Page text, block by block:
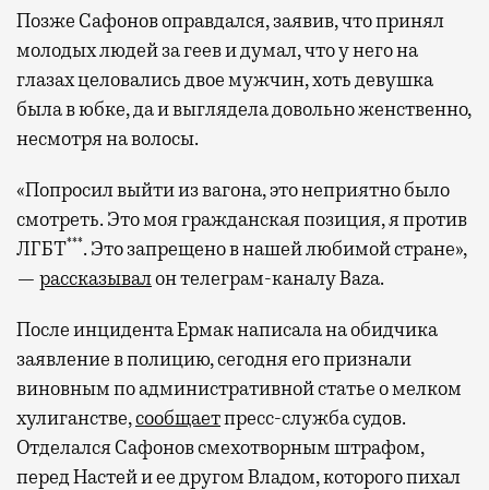
Позже Сафонов оправдался, заявив, что принял
молодых людей за геев и думал, что у него на
глазах целовались двое мужчин, хоть девушка
была в юбке, да и выглядела довольно женственно,
несмотря на волосы.
«Попросил выйти из вагона, это неприятно было
смотреть. Это моя гражданская позиция, я против
ЛГБТ***. Это запрещено в нашей любимой стране»,
— рассказывалонтелеграм-каналу Baza.
После инцидента Ермак написала на обидчика
заявление в полицию,сегодня его признали
виновным по административной статье о мелком
хулиганстве,сообщаетпресс-служба судов.
Отделался Сафонов смехотворным штрафом,
перед Настей и ее другом Владом, которого пихал